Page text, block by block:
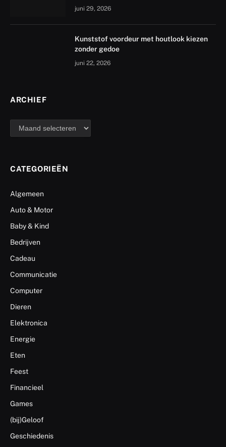
juni 29, 2026
Kunststof voordeur met houtlook kiezen
zonder gedoe
juni 22, 2026
ARCHIEF
archief
CATEGORIEËN
Algemeen
Auto & Motor
Baby & Kind
Bedrijven
Cadeau
Communicatie
Computer
Dieren
Elektronica
Energie
Eten
Feest
Financieel
Games
(bij)Geloof
Geschiedenis